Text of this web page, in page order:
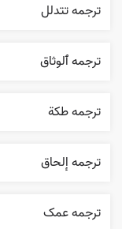
ترجمه تتدلل
ترجمه ٱلوثاق
ترجمه طکة
ترجمه إلحاق
ترجمه عمک